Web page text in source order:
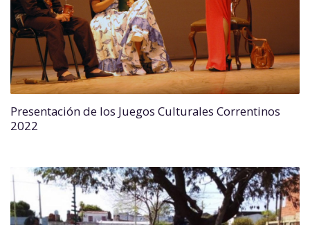
Presentación de los Juegos Culturales Correntinos
2022